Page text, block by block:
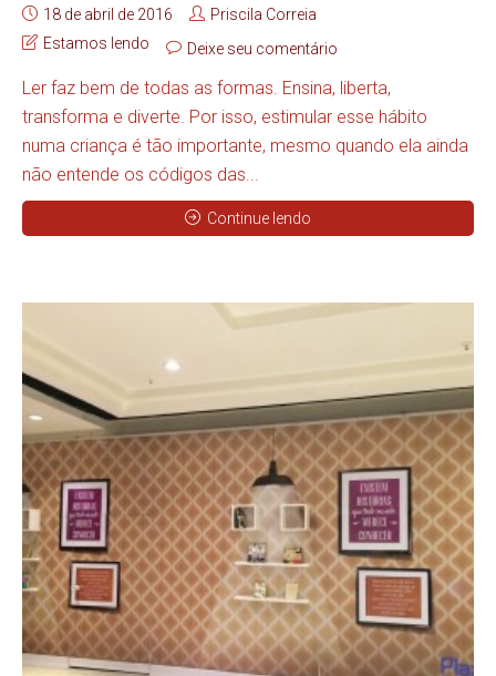
18 de abril de 2016
Priscila Correia
Estamos lendo
Deixe seu comentário
Ler faz bem de todas as formas. Ensina, liberta,
transforma e diverte. Por isso, estimular esse hábito
numa criança é tão importante, mesmo quando ela ainda
não entende os códigos das...
Continue lendo